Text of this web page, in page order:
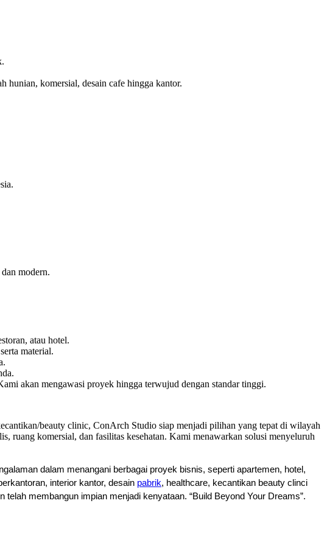
hunian, komersial, desain cafe hingga kantor.
modern.
atau hotel.
material.
akan mengawasi proyek hingga terwujud dengan standar tinggi.
beauty clinic, ConArch Studio siap menjadi pilihan yang tepat di wilayah
ruang komersial, dan fasilitas kesehatan. Kami menawarkan solusi menyeluruh
dalam menangani berbagai proyek bisnis, seperti apartemen, hotel,
interior kantor, desain pabrik, healthcare, kecantikan beauty clinci
membangun impian menjadi kenyataan. “Build Beyond Your Dreams”.